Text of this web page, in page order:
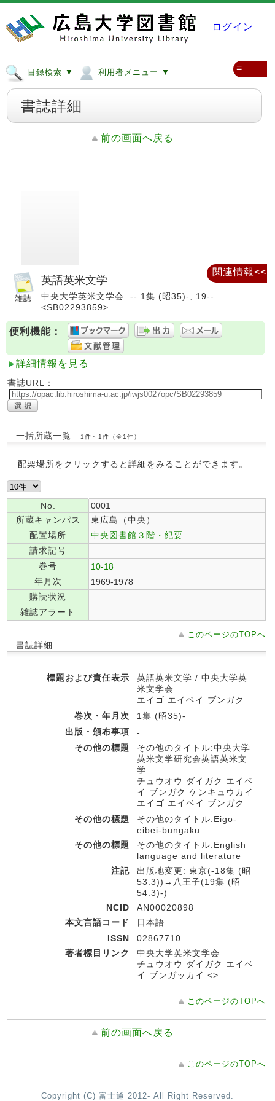
ログイン
目録検索 ▼ 利用者メニュー ▼ ≡
書誌詳細
前の画面へ戻る
英語英米文学
中央大学英米文学会. -- 1集 (昭35)-, 19--.
<SB02293859>
便利機能：
詳細情報を見る
書誌URL：
一括所蔵一覧 1件～1件（全1件）
配架場所をクリックすると詳細をみることができます。
No.
0001
所蔵キャンパス
東広島（中央）
配置場所
中央図書館３階・紀要
請求記号
巻号
10-18
年月次
1969-1978
購読状況
雑誌アラート
このページのTOPへ
書誌詳細
標題および責任表示
英語英米文学 / 中央大学英
米文学会
エイゴ エイベイ ブンガク
巻次・年月次
1集 (昭35)-
出版・頒布事項
-
その他の標題
その他のタイトル:中央大学
英米文学研究会英語英米文
学
チュウオウ ダイガク エイベ
イ ブンガク ケンキュウカイ
エイゴ エイベイ ブンガク
その他の標題
その他のタイトル:Eigo-
eibei-bungaku
その他の標題
その他のタイトル:English
language and literature
注記
出版地変更: 東京(-18集 (昭
53.3))→八王子(19集 (昭
54.3)-)
NCID
AN00020898
本文言語コード
日本語
ISSN
02867710
著者標目リンク
中央大学英米文学会
チュウオウ ダイガク エイベ
イ ブンガッカイ <>
このページのTOPへ
前の画面へ戻る
このページのTOPへ
関連情報<<
Copyright (C) 富士通 2012- All Right Reserved.